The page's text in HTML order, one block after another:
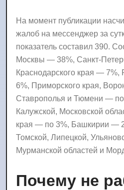
На момент публикации
жалоб на мессенджер за
показатель составил 390.
Москвы — 38%, Санкт-
Краснодарского края — 7%,
6%, Приморского края,
Ставрополья и Тюмени —
Калужской, Московской
края — по 3%, Башкирии —
Томской, Липецкой,
Мурманской областей и
Почему не